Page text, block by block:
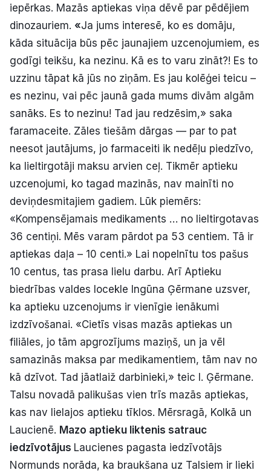
iepērkas. Mazās aptiekas viņa dēvē par pēdējiem
dinozauriem. «Ja jums interesē, ko es domāju,
kāda situācija būs pēc jaunajiem uzcenojumiem, es
godīgi teikšu, ka nezinu. Kā es to varu zināt?! Es to
uzzinu tāpat kā jūs no ziņām. Es jau kolēģei teicu –
es nezinu, vai pēc jaunā gada mums divām algām
sanāks. Es to nezinu! Tad jau redzēsim,» saka
faramaceite. Zāles tiešām dārgas — par to pat
neesot jautājums, jo farmaceiti ik nedēļu piedzīvo,
ka lieltirgotāji maksu arvien ceļ. Tikmēr aptieku
uzcenojumi, ko tagad mazinās, nav mainīti no
deviņdesmitajiem gadiem. Lūk piemērs:
«Kompensējamais medikaments … no lieltirgotavas
36 centiņi. Mēs varam pārdot pa 53 centiem. Tā ir
aptiekas daļa – 10 centi.» Lai nopelnītu tos pašus
10 centus, tas prasa lielu darbu. Arī Aptieku
biedrības valdes locekle Ingūna Ģērmane uzsver,
ka aptieku uzcenojums ir vienīgie ienākumi
izdzīvošanai. «Cietīs visas mazās aptiekas un
filiāles, jo tām apgrozījums maziņš, un ja vēl
samazinās maksa par medikamentiem, tām nav no
kā dzīvot. Tad jāatlaiž darbinieki,» teic I. Ģērmane.
Talsu novadā palikušas vien trīs mazās aptiekas,
kas nav lielajos aptieku tīklos. Mērsragā, Kolkā un
Laucienē. Mazo aptieku liktenis satrauc
iedzīvotājus Laucienes pagasta iedzīvotājs
Normunds norāda, ka braukšana uz Talsiem ir lieki